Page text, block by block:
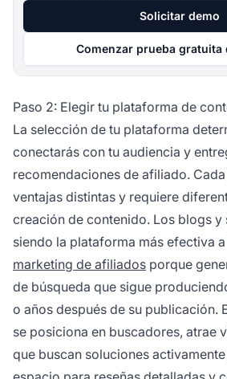
Solicitar demo
Comenzar prueba gratuita
Paso 2: Elegir tu plataforma de
La selección de tu plataforma
conectarás con tu audiencia y
recomendaciones de afiliado.
ventajas distintas y requiere
creación de contenido. Los blogs y
siendo la plataforma más efectiva
marketing de afiliados porque
de búsqueda que sigue
o años después de su publicación.
se posiciona en buscadores, atrae
que buscan soluciones